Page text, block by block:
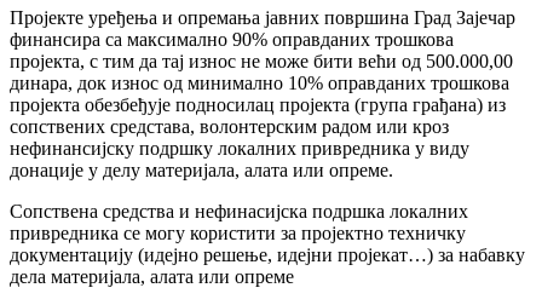
Пројекте уређења и опремања јавних површина Град Зајечар
финансира са максимално 90% оправданих трошкова
пројекта, с тим да тај износ не може бити већи од 500.000,00
динара, док износ од минимално 10% оправданих трошкова
пројекта обезбеђује подносилац пројекта (група грађана) из
сопствених средстава, волонтерским радом или кроз
нефинансијску подршку локалних привредника у виду
донације у делу материјала, алата или опреме.
Сопствена средства и нефинасијска подршка локалних
привредника се могу користити за пројектно техничку
документацију (идејно решење, идејни пројекат…) за набавку
дела материјала, алата или опреме